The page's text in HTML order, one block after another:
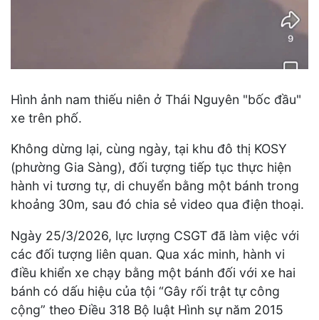
Hình ảnh nam thiếu niên ở Thái Nguyên "bốc đầu"
xe trên phố.
Không dừng lại, cùng ngày, tại khu đô thị KOSY
(phường Gia Sàng), đối tượng tiếp tục thực hiện
hành vi tương tự, di chuyển bằng một bánh trong
khoảng 30m, sau đó chia sẻ video qua điện thoại.
Ngày 25/3/2026, lực lượng CSGT đã làm việc với
các đối tượng liên quan. Qua xác minh, hành vi
điều khiển xe chạy bằng một bánh đối với xe hai
bánh có dấu hiệu của tội “Gây rối trật tự công
cộng” theo Điều 318 Bộ luật Hình sự năm 2015